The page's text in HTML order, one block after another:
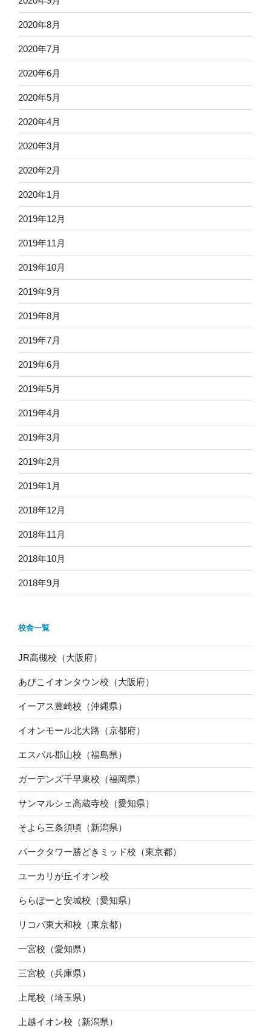
2020年8月
2020年7月
2020年6月
2020年5月
2020年4月
2020年3月
2020年2月
2020年1月
2019年12月
2019年11月
2019年10月
2019年9月
2019年8月
2019年7月
2019年6月
2019年5月
2019年4月
2019年3月
2019年2月
2019年1月
2018年12月
2018年11月
2018年10月
2018年9月
校舎一覧
JR高槻校（大阪府）
あびこイオンタウン校（大阪府）
イーアス豊崎校（沖縄県）
イオンモール北大路（京都府）
エスパル郡山校（福島県）
ガーデンズ千早東校（福岡県）
サンマルシェ高蔵寺校（愛知県）
そよら三条須頃（新潟県）
パークタワー勝どきミッド校（東京都）
ユーカリが丘イオン校
ららぽーと安城校（愛知県）
リコパ東大和校（東京都）
一宮校（愛知県）
三宮校（兵庫県）
上尾校（埼玉県）
上越イオン校（新潟県）